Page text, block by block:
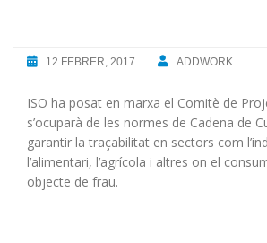
12 FEBRER, 2017 ADDWORK
ISO ha posat en marxa el Comitè de
s’ocuparà de les normes de Cadena de
garantir la traçabilitat en sectors com
l’alimentari, l’agrícola i altres on el
objecte de frau.